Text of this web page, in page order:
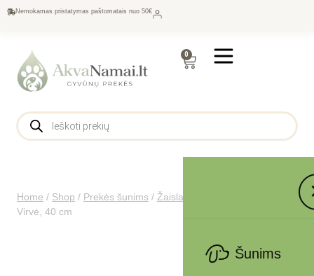
Nemokamas pristatymas paštomatais nuo 50€
0
Šunims
Home / Shop / Prekės šunims / Žaislai
Virvė, 40 cm